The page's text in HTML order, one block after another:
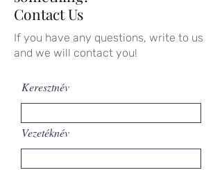
Contact Us
If you have any questions, write to us
and we will contact you!
Keresztnév
Vezetéknév